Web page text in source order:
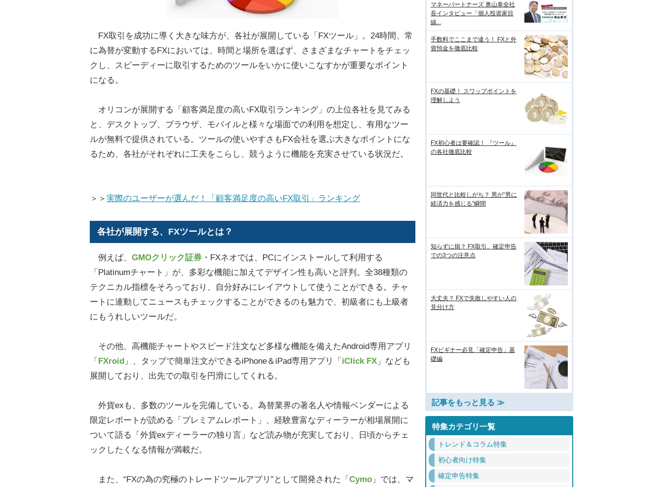
FX取引を成功に導く大きな味方が、各社が展開している「FXツール」。24時間、常
に為替が変動するFXにおいては、時間と場所を選ばず、さまざまなチャートをチェッ
クし、スピーディーに取引するためのツールをいかに使いこなすかが重要なポイント
になる。
オリコンが展開する「顧客満足度の高いFX取引ランキング」の上位各社を見てみる
と、デスクトップ、ブラウザ、モバイルと様々な場面での利用を想定し、有用なツー
ルが無料で提供されている。ツールの使いやすさもFX会社を選ぶ大きなポイントにな
るため、各社がそれぞれに工夫をこらし、競うように機能を充実させている状況だ。
＞＞ 実際のユーザーが選んだ！「顧客満足度の高いFX取引」ランキング
各社が展開する、FXツールとは？
例えば、 GMOクリック証券 ・FXネオでは、PCにインストールして利用する
「Platinumチャート」が、多彩な機能に加えてデザイン性も高いと評判。全38種類の
テクニカル指標をそろっており、自分好みにレイアウトして使うことができる。チャ
ートに連動してニュースもチェックすることができるのも魅力で、初級者にも上級者
にもうれしいツールだ。
その他、高機能チャートやスピード注文など多様な機能を備えたAndroid専用アプリ
「 FXroid 」、タップで簡単注文ができるiPhone＆iPad専用アプリ「 iClick FX 」なども
展開しており、出先での取引を円滑にしてくれる。
外貨exも、多数のツールを完備している。為替業界の著名人や情報ベンダーによる
限定レポートが読める「プレミアムレポート」、経験豊富なディーラーが相場展開に
ついて語る「外貨exディーラーの独り言」など読み物が充実しており、日頃からチェ
ックしたくなる情報が満載だ。
また、“FXの為の究極のトレードツールアプリ”として開発された「 Cymo 」では、マ
マネーパートナーズ 奥山泰全社
長インタビュー「個人投資家目
線...
手数料でここまで違う！ FXと外
貨預金を徹底比較
FXの基礎！ スワップポイントを
理解しよう
FX初心者は要確認！ 『ツール』
の各社徹底比較
同世代と比較しがち？ 男が“男に
経済力を感じる”瞬間
知らずに損？ FX取引、確定申告
での3つの注意点
大丈夫？ FXで失敗しやすい人の
見分け方
FXビギナー必見「確定申告」基
礎編
記事をもっと見る ≫
特集カテゴリ一覧
トレンド＆コラム特集
初心者向け特集
確定申告特集